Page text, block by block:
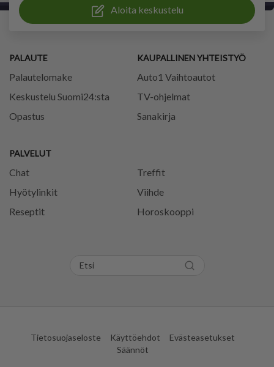
Aloita keskustelu
PALAUTE
Palautelomake
Keskustelu Suomi24:sta
Opastus
PALVELUT
Chat
Treffit
Hyötylinkit
Viihde
Reseptit
Horoskooppi
KAUPALLINEN YHTEISTYÖ
Auto1 Vaihtoautot
TV-ohjelmat
Sanakirja
Tietosuojaseloste Käyttöehdot
Evästeasetukset
Säännöt